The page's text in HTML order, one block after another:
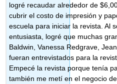
logré recaudar alrededor de
cubrir el costo de impresión y
escuela para iniciar la revista. Al
entusiasta, logré que muchas
Baldwin, Vanessa Redgrave,
fueran entrevistados para la
Empecé la revista porque tenía
también me metí en el negocio